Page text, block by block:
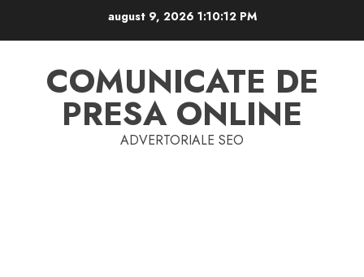
august 9, 2026 1:10:12 PM
COMUNICATE DE
PRESA ONLINE
ADVERTORIALE SEO